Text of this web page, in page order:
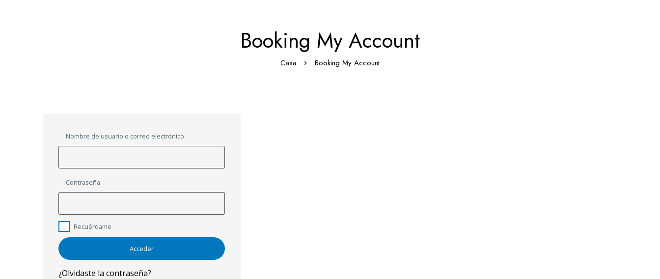
Booking My Account
Casa Booking My Account
Nombre de usuario o correo electrónico
Contraseña
Recuérdame
¿Olvidaste la contraseña?